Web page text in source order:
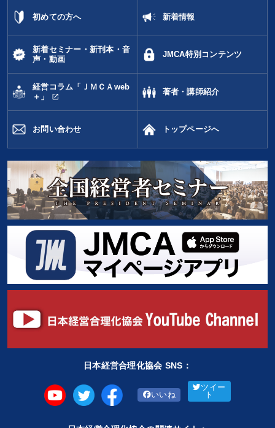
初めての方へ 新着情報
新着セミナー・新刊本・音
声・動画
JMCA特別コンテンツ
経営コラム「ＪＭＣＡweb
＋」
open_in_new
著者・講師紹介
お問い合わせ トップページへ
日本経営合理化協会 SNS：
いいね
ツイー
ト